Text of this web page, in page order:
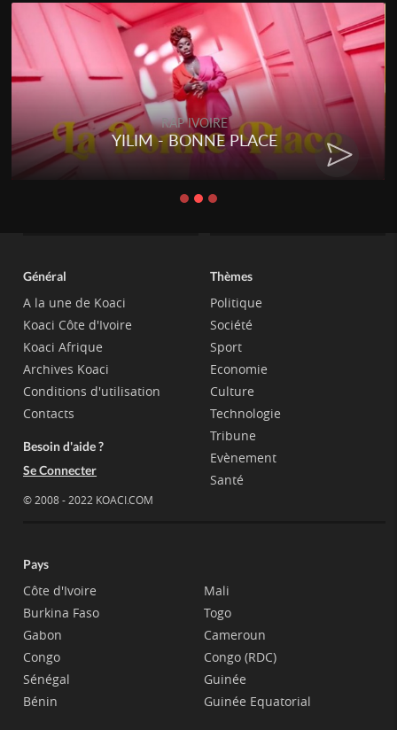
RAP IVOIRE
YILIM - BONNE PLACE
Général
A la une de Koaci
Koaci Côte d'Ivoire
Koaci Afrique
Archives Koaci
Conditions d'utilisation
Contacts
Besoin d'aide ?
Se Connecter
© 2008 - 2022 KOACI.COM
Thèmes
Politique
Société
Sport
Economie
Culture
Technologie
Tribune
Evènement
Santé
Pays
Côte d'Ivoire
Burkina Faso
Gabon
Congo
Sénégal
Bénin
Mali
Togo
Cameroun
Congo (RDC)
Guinée
Guinée Equatorial